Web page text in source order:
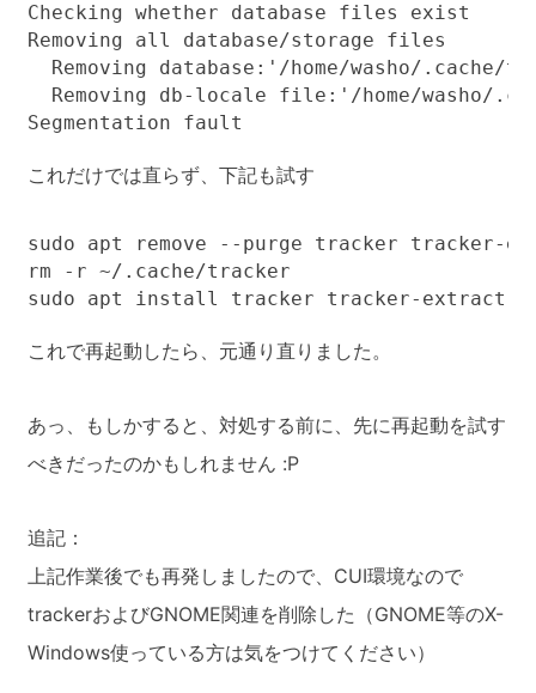
Checking whether database files exist
Removing all database/storage files
Removing database:'/home/washo/.cache/
Removing db-locale file:'/home/washo/
Segmentation fault
これだけでは直らず、下記も試す
sudo apt remove --purge tracker tracker-
rm -r ~/.cache/tracker
sudo apt install tracker tracker-extract
これで再起動したら、元通り直りました。
あっ、もしかすると、対処する前に、先に再起動を試す
べきだったのかもしれません :P
追記：
上記作業後でも再発しましたので、CUI環境なので
trackerおよびGNOME関連を削除した（GNOME等のX-
Windows使っている方は気をつけてください）